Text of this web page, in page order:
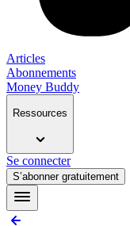
Articles
Abonnements
Money Buddy
Ressources
Se connecter
S’abonner gratuitement